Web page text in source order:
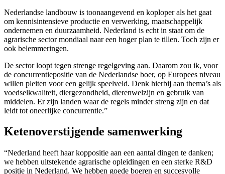
Nederlandse landbouw is toonaangevend en koploper als het gaat
om kennisintensieve productie en verwerking, maatschappelijk
ondernemen en duurzaamheid. Nederland is echt in staat om de
agrarische sector mondiaal naar een hoger plan te tillen. Toch zijn er
ook belemmeringen.
De sector loopt tegen strenge regelgeving aan. Daarom zou ik, voor
de concurrentiepositie van de Nederlandse boer, op Europees niveau
willen pleiten voor een gelijk speelveld. Denk hierbij aan thema’s als
voedselkwaliteit, diergezondheid, dierenwelzijn en gebruik van
middelen. Er zijn landen waar de regels minder streng zijn en dat
leidt tot oneerlijke concurrentie.”
Ketenoverstijgende samenwerking
“Nederland heeft haar koppositie aan een aantal dingen te danken;
we hebben uitstekende agrarische opleidingen en een sterke R&D
positie in Nederland. We hebben goede boeren en succesvolle